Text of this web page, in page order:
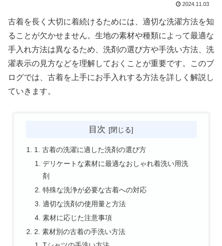
2024.11.03
古着を長く大切に着続けるためには、適切な洗濯方法を知
ることが欠かせません。生地の素材や種類によって最適な
手入れ方法は異なるため、洗剤の選び方や手洗い方法、洗
濯表示の見方などを理解しておくことが重要です。このブ
ログでは、古着を上手にお手入れする方法を詳しく解説し
ていきます。
目次
1. 古着の洗濯に適した洗剤の選び方
デリケートな素材に最適なおしゃれ着洗い用洗
剤
特殊な洗浄が必要な古着への対応
適切な洗剤の使用量と方法
素材に応じた注意事項
2. 素材別の古着の手洗い方法